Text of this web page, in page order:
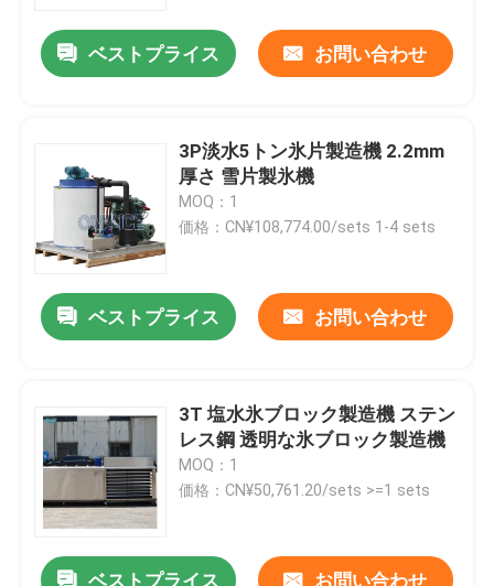
製品
VRショー
ベストプライス お問い合わせ
3P淡水5トン氷片製造機 2.2mm
厚さ 雪片製氷機
MOQ：1
価格：CN¥108,774.00/sets 1-4 sets
ベストプライス お問い合わせ
3T 塩水氷ブロック製造機 ステン
レス鋼 透明な氷ブロック製造機
MOQ：1
価格：CN¥50,761.20/sets >=1 sets
ベストプライス お問い合わせ